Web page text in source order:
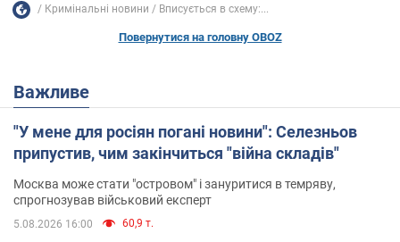
Кримінальні новини Вписується в схему:...
Повернутися на головну OBOZ
Важливе
"У мене для росіян погані новини": Селезньов
припустив, чим закінчиться "війна складів"
Москва може стати "островом" і зануритися в темряву,
спрогнозував військовий експерт
5.08.2026 16:00 60,9 т.